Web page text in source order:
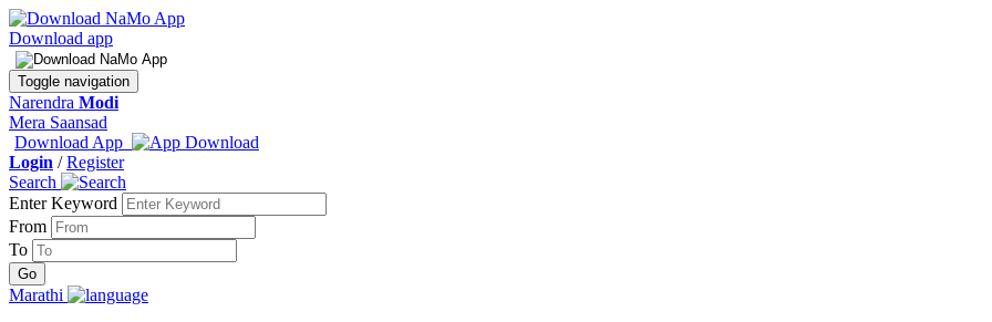
Download app
Toggle navigation
Narendra Modi
Mera Saansad
Download App
Login /Register
Search
Enter Keyword
From
To
Marathi